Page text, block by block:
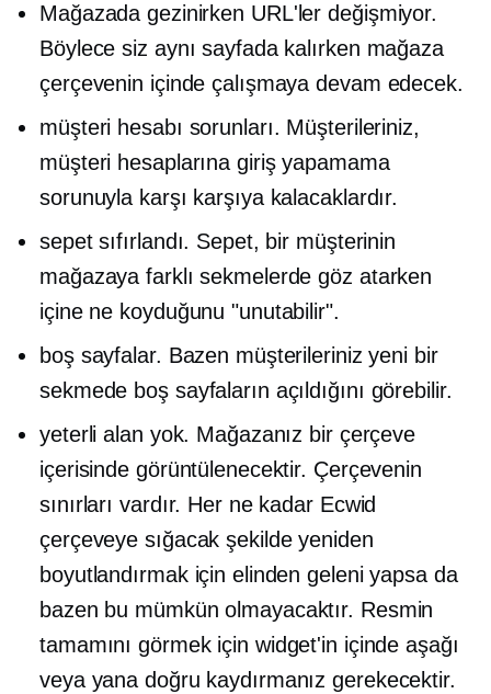
Mağazada gezinirken URL'ler değişmiyor.
Böylece siz aynı sayfada kalırken mağaza
çerçevenin içinde çalışmaya devam edecek.
müşteri hesabı sorunları. Müşterileriniz,
müşteri hesaplarına giriş yapamama
sorunuyla karşı karşıya kalacaklardır.
sepet sıfırlandı. Sepet, bir müşterinin
mağazaya farklı sekmelerde göz atarken
içine ne koyduğunu "unutabilir".
boş sayfalar. Bazen müşterileriniz yeni bir
sekmede boş sayfaların açıldığını görebilir.
yeterli alan yok. Mağazanız bir çerçeve
içerisinde görüntülenecektir. Çerçevenin
sınırları vardır. Her ne kadar Ecwid
çerçeveye sığacak şekilde yeniden
boyutlandırmak için elinden geleni yapsa da
bazen bu mümkün olmayacaktır. Resmin
tamamını görmek için widget'in içinde aşağı
veya yana doğru kaydırmanız gerekecektir.